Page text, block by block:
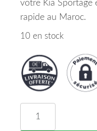
votre Kia Sportage
rapide au Maroc.
10 en stock